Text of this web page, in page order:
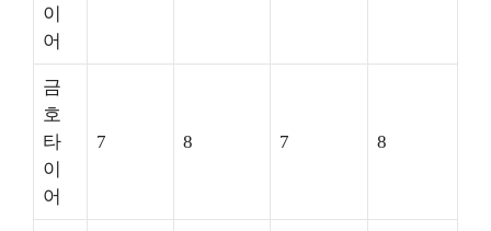
이
어
금
호
타
이
어
7 8 7 8